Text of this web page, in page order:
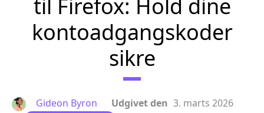
til Firefox: Hold dine
kontoadgangskoder
sikre
Gideon Byron Udgivet den 3. marts 2026